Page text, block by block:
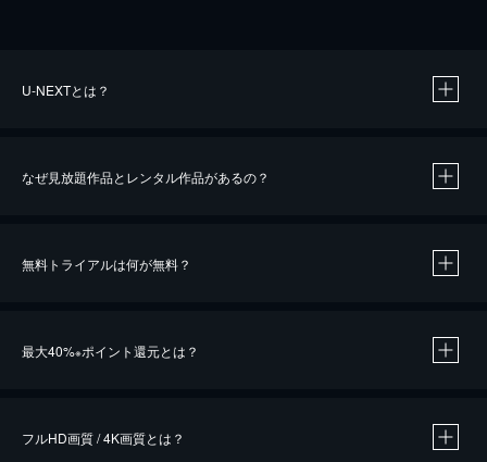
U-NEXTとは？
なぜ見放題作品とレンタル作品があるの？
無料トライアルは何が無料？
最大40%※ポイント還元とは？
フルHD画質 / 4K画質とは？